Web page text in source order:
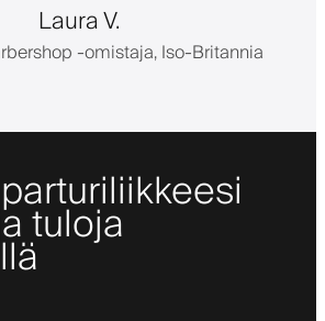
Laura V.
-omistaja, Iso-Britannia
tuloja